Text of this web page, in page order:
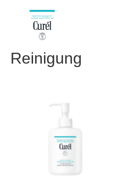
Reinigung